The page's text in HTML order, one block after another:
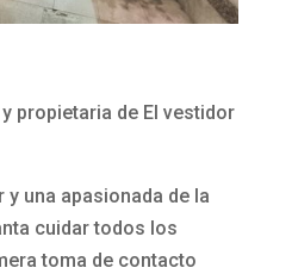
propietaria de El vestidor
una apasionada de la
cuidar todos los
toma de contacto